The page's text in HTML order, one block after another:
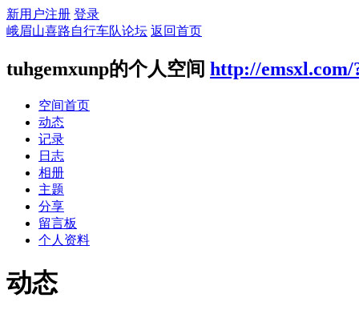
新用户注册 登录
峨眉山喜路自行车队论坛 返回首页
tuhgemxunp的个人空间 http://emsxl.com/
空间首页
动态
记录
日志
相册
主题
分享
留言板
个人资料
动态